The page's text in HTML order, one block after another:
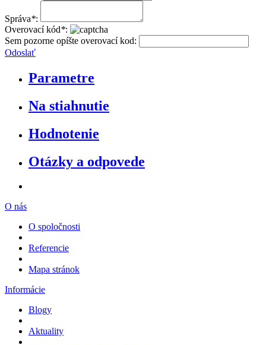
Správa*:
Overovací kód*:
Sem pozorne opíšte overovací kod:
Odoslať
Parametre
Na stiahnutie
Hodnotenie
Otázky a odpovede
O nás
O spoločnosti
Referencie
Mapa stránok
Informácie
Blogy
Aktuality